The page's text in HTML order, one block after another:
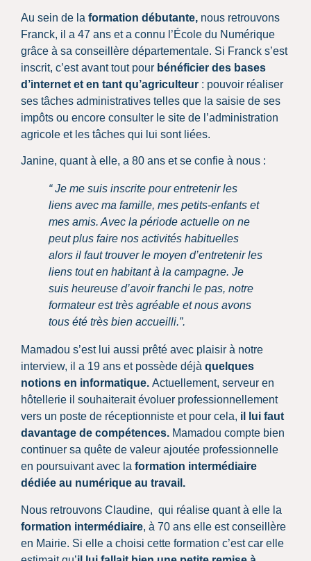
Au sein de la formation débutante, nous retrouvons
Franck, il a 47 ans et a connu l’École du Numérique
grâce à sa conseillère départementale. Si Franck s’est
inscrit, c’est avant tout pour bénéficier des bases
d’internet et en tant qu’agriculteur : pouvoir réaliser
ses tâches administratives telles que la saisie de ses
impôts ou encore consulter le site de l’administration
agricole et les tâches qui lui sont liées.
Janine, quant à elle, a 80 ans et se confie à nous :
“ Je me suis inscrite pour entretenir les
liens avec ma famille, mes petits-enfants et
mes amis. Avec la période actuelle on ne
peut plus faire nos activités habituelles
alors il faut trouver le moyen d’entretenir les
liens tout en habitant à la campagne. Je
suis heureuse d’avoir franchi le pas, notre
formateur est très agréable et nous avons
tous été très bien accueilli.”.
Mamadou s’est lui aussi prêté avec plaisir à notre
interview, il a 19 ans et possède déjà quelques
notions en informatique. Actuellement, serveur en
hôtellerie il souhaiterait évoluer professionnellement
vers un poste de réceptionniste et pour cela, il lui faut
davantage de compétences. Mamadou compte bien
continuer sa quête de valeur ajoutée professionnelle
en poursuivant avec la formation intermédiaire
dédiée au numérique au travail.
Nous retrouvons Claudine, qui réalise quant à elle la
formation intermédiaire, à 70 ans elle est conseillère
en Mairie. Si elle a choisi cette formation c’est car elle